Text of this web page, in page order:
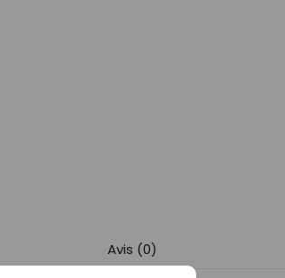
Avis (0)